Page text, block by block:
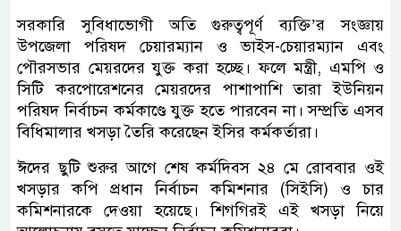
সরকারি সুবিধাভোগী অতি গুরুত্বপূর্ণ ব্যক্তি’র সংজ্ঞায়
উপজেলা পরিষদ চেয়ারম্যান ও ভাইস-চেয়ারম্যান এবং
পৌরসভার মেয়রদের যুক্ত করা হচ্ছে। ফলে মন্ত্রী, এমপি ও
সিটি করপোরেশনের মেয়রদের পাশাপাশি তারা ইউনিয়ন
পরিষদ নির্বাচন কর্মকাণ্ডে যুক্ত হতে পারবেন না। সম্প্রতি এসব
বিধিমালার খসড়া তৈরি করেছেন ইসির কর্মকর্তারা।
ঈদের ছুটি শুরুর আগে শেষ কর্মদিবস ২৪ মে রোববার ওই
খসড়ার কপি প্রধান নির্বাচন কমিশনার (সিইসি) ও চার
কমিশনারকে দেওয়া হয়েছে। শিগগিরই এই খসড়া নিয়ে